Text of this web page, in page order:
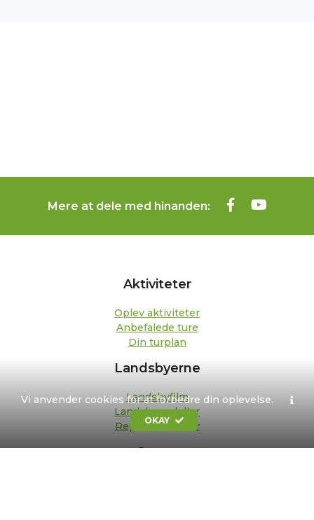
Vi anvender cookies for at forbedre din oplevelse.
OKAY
Mere at dele med hinanden:
Aktiviteter
Oplev aktiviteter
Anbefalede ture
Din turplan
Landsbyerne
Landsbyfilm
Landsbypedeller
Repræsentanter
Om os